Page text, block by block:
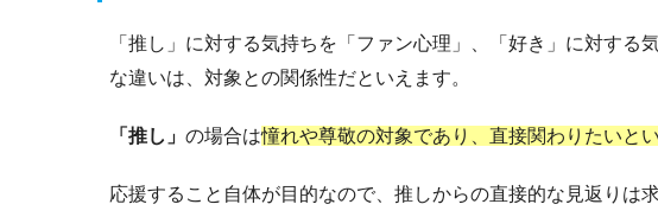
「推し」に対する気持ちを「ファン心理」、「好き」に対す
な違いは、対象との関係性だといえます。
「推し」 の場合は憧れや尊敬の対象であり、直接関わりたいと
応援すること自体が目的なので、推しからの直接的な見返りは